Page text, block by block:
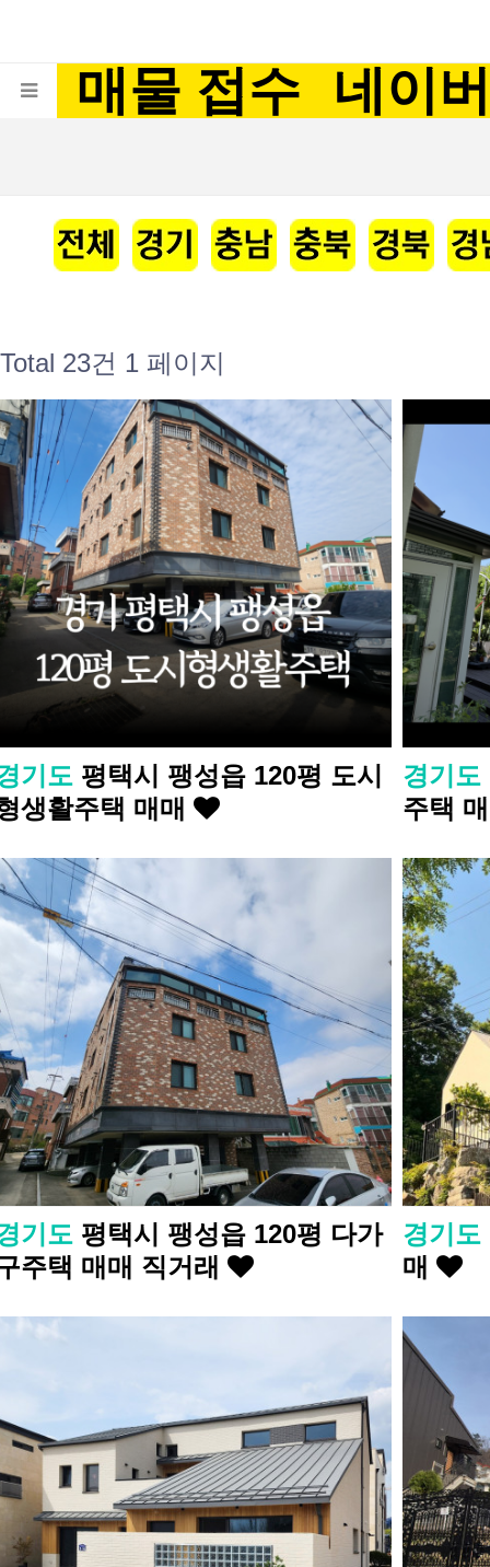
매물 접수 네이
Total 23건 1 페이지
기도 평택시 팽성읍 120평 도시
생활주택 매매
경기도
주택
기도 평택시 팽성읍 120평 다가
주택 매매 직거래
경기도
매